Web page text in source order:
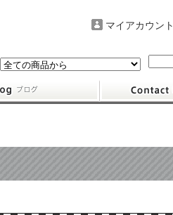
マイアカウント